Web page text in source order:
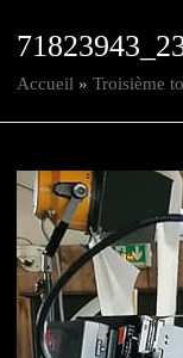
Accueil » Troisième